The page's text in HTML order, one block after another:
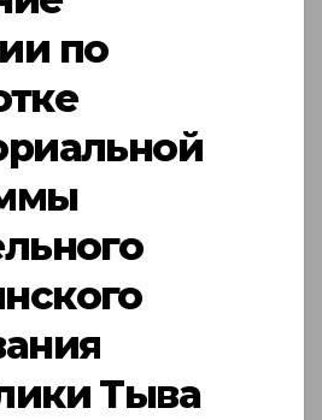
по
Тыва